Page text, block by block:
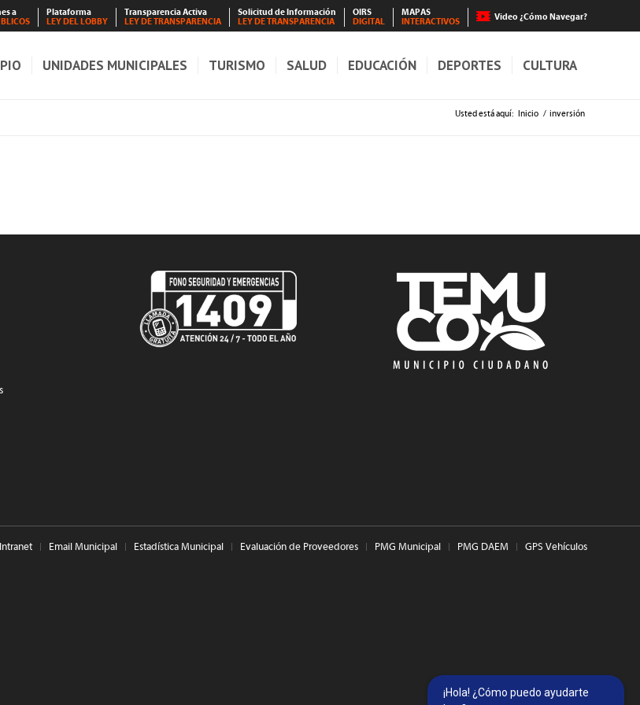
a
Plataforma
LEY DEL LOBBY
Transparencia Activa
LEY DE TRANSPARENCIA
Solicitud de Información
LEY DE TRANSPARENCIA
OIRS
DIGITAL
MAPAS
INTERACTIVOS
Video ¿Cómo Navegar?
UNIDADES MUNICIPALES TURISMO SALUD EDUCACIÓN DEPORTES CULTURA
Usted está aquí: Inicio / inversión
Intranet Email Municipal Estadística Municipal Evaluación de Proveedores PMG Municipal PMG DAEM GPS Vehículos
¡Hola! ¿Cómo puedo ayudarte